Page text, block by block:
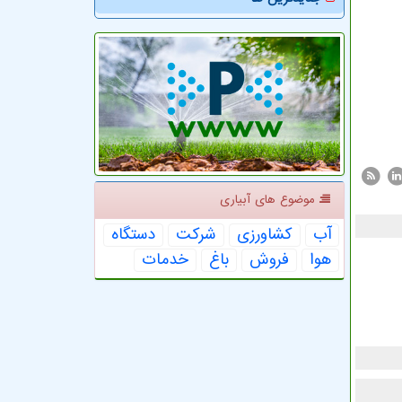
موضوع های آبیاری
آب كشاورزی شركت
دستگاه
هوا
فروش باغ خدمات